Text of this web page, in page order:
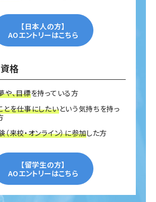
【日本人の方】
AOエントリーはこちら
格
や、目標を持っている方
とを仕事にしたいという気持ちを持っ
来校・オンライン）に参加した方
【留学生の方】
AOエントリーはこちら